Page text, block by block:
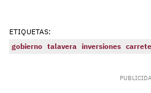
ETIQUETAS:
gobierno talavera inversiones